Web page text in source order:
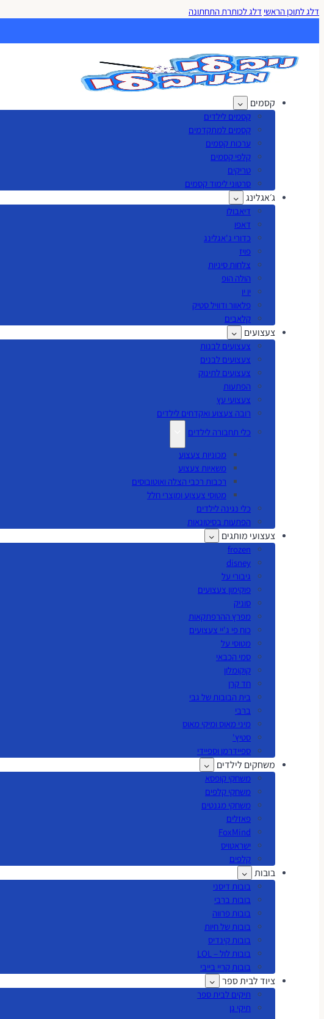
דלג לתוכן הראשי דלג לכותרת התחתונה
קסמים
קסמים לילדים
קסמים למתקדמים
ערכות קסמים
קלפי קסמים
טריקים
סרטוני לימוד קסמים
ג׳אגלינג
דיאבולו
דאפו
כדורי ג'אגלינג
פויז
צלחות סיניות
הולה הופ
יו יו
פלאוור ודוויל סטיק
קלאבים
צעצועים
צעצועים לבנות
צעצועים לבנים
צעצועים לתינוק
הפתעות
צעצועי עץ
רובה צעצוע ואקדחים לילדים
כלי תחבורה לילדים
מכוניות צעצוע
משאיות צעצוע
רכבות רכבי הצלה ואוטובוסים
מטוסי צעצוע ומוצרי חלל
כלי נגינה לילדים
הפתעות בסיטונאות
צעצועי מותגים
frozen
disney
גיבורי על
פוקימון צעצועים
סוניק
מפרץ ההרפתקאות
כוח פי ג'יי צעצועים
מטוסי על
סמי הכבאי
קוקומלון
חד קרן
בית הבובות של גבי
ברבי
מיני מאוס ומיקי מאוס
סטיץ'
ספיידרמן וספיידי
משחקים לילדים
משחקי קופסא
משחקי קלפים
משחקי מגנטים
פאזלים
FoxMind
ישראטויס
קלפים
בובות
בובות דיסני
בובות ברבי
בובות פרווה
בובות של חיות
בובות קינדיס
בובות לול – LOL
בובות קריי בייבי
ציוד לבית ספר
תיקים לבית ספר
תיקי גן